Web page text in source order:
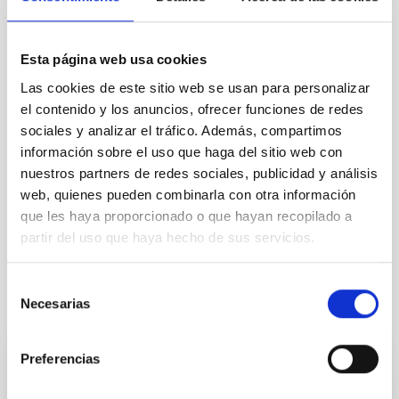
Esta página web usa cookies
Las cookies de este sitio web se usan para personalizar
el contenido y los anuncios, ofrecer funciones de redes
sociales y analizar el tráfico. Además, compartimos
información sobre el uso que haga del sitio web con
nuestros partners de redes sociales, publicidad y análisis
web, quienes pueden combinarla con otra información
que les haya proporcionado o que hayan recopilado a
partir del uso que haya hecho de sus servicios.
Necesarias
Preferencias
PS-2025-061_TS_GESTOR_ESPACIO_BASES
CONVOCATORIA
ANEXO III SOLICITUD
Te puede interesar